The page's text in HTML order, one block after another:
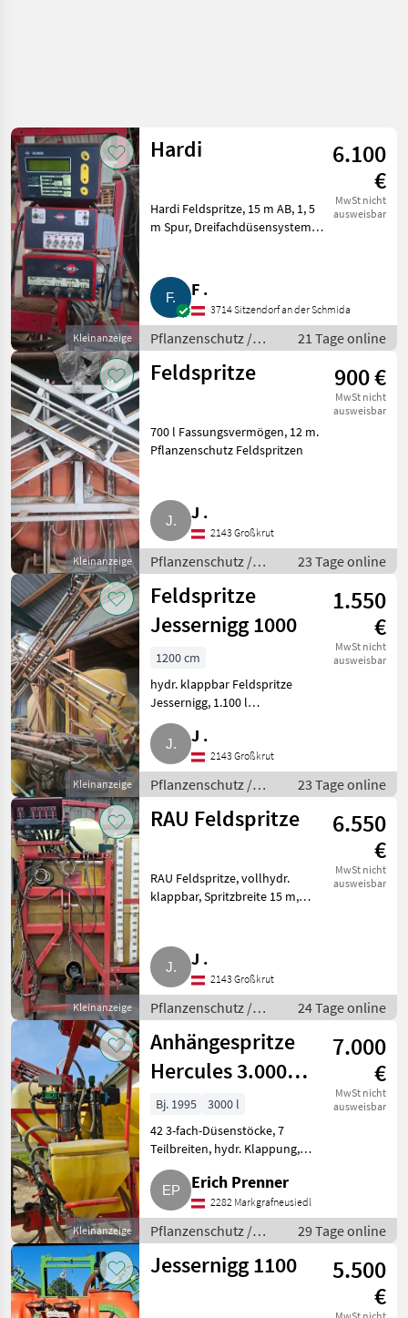
Kleinanzeige
Hardi
6.100
€
MwSt nicht
ausweisbar
Hardi Feldspritze, 15 m AB, 1, 5
m Spur, Dreifachdüsensystem.
F .
3714 Sitzendorf an der Schmida
Pflanzenschutz /
Feldspritzen
21 Tage online
Kleinanzeige
Feldspritze 900 €
MwSt nicht
ausweisbar
700 l Fassungsvermögen, 12 m.
Pflanzenschutz Feldspritzen
J .
2143 Großkrut
Pflanzenschutz /
Feldspritzen
23 Tage online
Kleinanzeige
Feldspritze
Jessernigg 1000
1.550
€
MwSt nicht
ausweisbar
1200 cm
hydr. klappbar Feldspritze
Jessernigg, 1.100 l
Fassungsvermögen, hydr.
klappbar, Balkenbreite 12 m.
Pflanzenschutz Feldspritzen
J .
2143 Großkrut
Pflanzenschutz /
Feldspritzen
23 Tage online
Kleinanzeige
RAU Feldspritze
6.550
€
MwSt nicht
ausweisbar
RAU Feldspritze, vollhydr.
klappbar, Spritzbreite 15 m,
J .
2143 Großkrut
Pflanzenschutz /
Feldspritzen
24 Tage online
Kleinanzeige
Anhängespritze
Hercules 3.000 l,
21 m
7.000
€
MwSt nicht
ausweisbar
Bj. 1995
3000 l
42 3-fach-Düsenstöcke, 7
Teilbreiten, hydr. Klappung,
Neigung, Höhenverstellung,
einseitig klappbar, 200 l
Reinwassertank,
Einspülschleuse, Beleuchtung.
Spritzcomput
Erich Prenner
2282 Markgrafneusiedl
Pflanzenschutz /
Feldspritzen
29 Tage online
Jessernigg 1100
5.500
€